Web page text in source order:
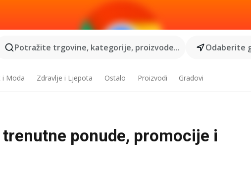
Potražite trgovine, kategorije, proizvode...
Odaberite
i Moda Zdravlje i Ljepota Ostalo Proizvodi Gradovi
ponude, promocije i